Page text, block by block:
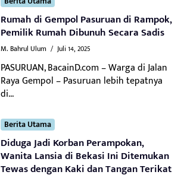
Rumah di Gempol Pasuruan di Rampok,
Pemilik Rumah Dibunuh Secara Sadis
M. Bahrul Ulum / Juli 14, 2025
PASURUAN, BacainD.com – Warga di Jalan
Raya Gempol – Pasuruan lebih tepatnya
di...
Berita Utama
Diduga Jadi Korban Perampokan,
Wanita Lansia di Bekasi Ini Ditemukan
Tewas dengan Kaki dan Tangan Terikat